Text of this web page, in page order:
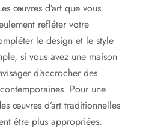
œuvres d’art que vous
refléter votre
le design et le style
si vous avez une maison
d’accrocher des
Pour une
œuvres d’art traditionnelles
être plus appropriées.